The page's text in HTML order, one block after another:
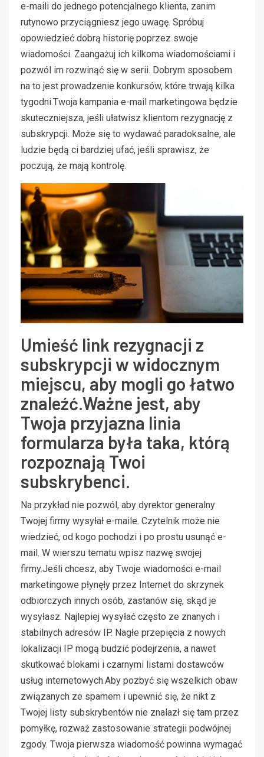
e-maili do jednego potencjalnego klienta, zanim
rutynowo przyciągniesz jego uwagę. Spróbuj
opowiedzieć dobrą historię poprzez swoje
wiadomości. Zaangażuj ich kilkoma wiadomościami i
pozwól im rozwinąć się w serii. Dobrym sposobem
na to jest prowadzenie konkursów, które trwają kilka
tygodni.Twoja kampania e-mail marketingowa będzie
skuteczniejsza, jeśli ułatwisz klientom rezygnację z
subskrypcji. Może się to wydawać paradoksalne, ale
ludzie będą ci bardziej ufać, jeśli sprawisz, że
poczują, że mają kontrolę.
Umieść link rezygnacji z
subskrypcji w widocznym
miejscu, aby mogli go łatwo
znaleźć.Ważne jest, aby
Twoja przyjazna linia
formularza była taka, którą
rozpoznają Twoi
subskrybenci.
Na przykład nie pozwól, aby dyrektor generalny
Twojej firmy wysyłał e-maile. Czytelnik może nie
wiedzieć, od kogo pochodzi i po prostu usunąć e-
mail. W wierszu tematu wpisz nazwę swojej
firmy.Jeśli chcesz, aby Twoje wiadomości e-mail
marketingowe płynęły przez Internet do skrzynek
odbiorczych innych osób, zastanów się, skąd je
wysyłasz. Najlepiej wysyłać często ze znanych i
stabilnych adresów IP. Nagłe przepięcia z nowych
lokalizacji IP mogą budzić podejrzenia, a nawet
skutkować blokami i czarnymi listami dostawców
usług internetowych.Aby pozbyć się wszelkich obaw
związanych ze spamem i upewnić się, że nikt z
Twojej listy subskrybentów nie znalazł się tam przez
pomyłkę, rozważ zastosowanie strategii podwójnej
zgody. Twoja pierwsza wiadomość powinna wymagać